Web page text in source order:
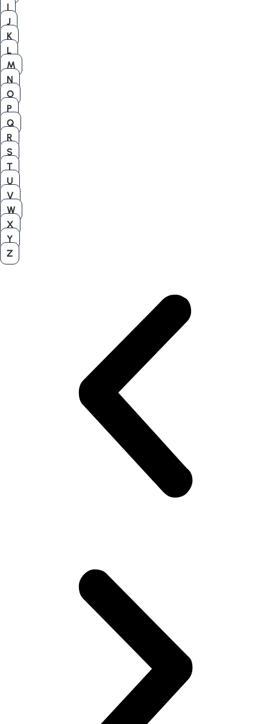
I
J
K
L
M
N
O
P
Q
R
S
T
U
V
W
X
Y
Z